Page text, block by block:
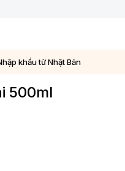
khẩu từ Nhật Bản
500ml